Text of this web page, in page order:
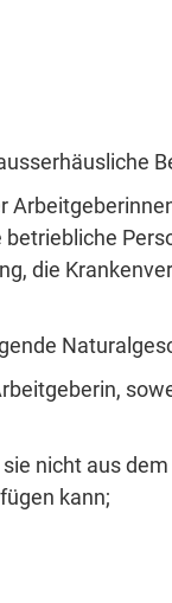
die
nicht aus
kann;